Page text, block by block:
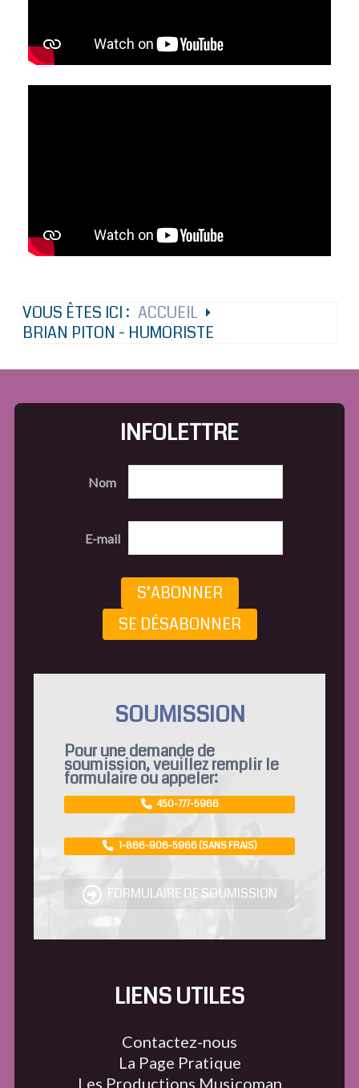
VOUS ÊTES ICI : ACCUEIL
BRIAN PITON - HUMORISTE
INFOLETTRE
Nom
E-mail
S’ABONNER
SE DÉSABONNER
SOUMISSION
Pour une demande de
soumission, veuillez remplir le
formulaire ou appeler:
450-777-5966
1-866-906-5966 (SANS FRAIS)
FORMULAIRE DE SOUMISSION
LIENS UTILES
Contactez-nous
La Page Pratique
Les Productions Musicoman